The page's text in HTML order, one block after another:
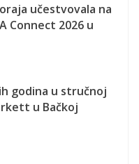
učestvovala na
Connect 2026 u
godina u stručnoj
u Bačkoj